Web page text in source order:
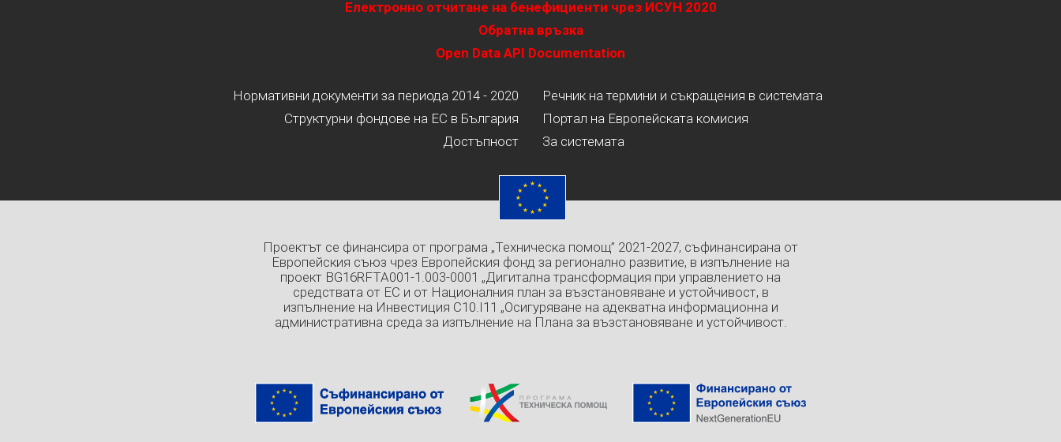
Електронно отчитане на бенефициенти чрез ИСУН 2020
Обратна връзка
Open Data API Documentation
Нормативни документи за периода 2014 - 2020
Структурни фондове на ЕС в България
Достъпност
Речник на термини и съкращения в системата
Портал на Европейската комисия
За системата
Проектът се финансира от програма „Техническа помощ” 2021-2027, съфинансирана от
Европейския съюз чрез Европейския фонд за регионално развитие, в изпълнение на
проект BG16RFTA001-1.003-0001 „Дигитална трансформация при управлението на
средствата от ЕС и от Националния план за възстановяване и устойчивост, в
изпълнение на Инвестиция C10.I11 „Осигуряване на адекватна информационна и
административна среда за изпълнение на Плана за възстановяване и устойчивост.